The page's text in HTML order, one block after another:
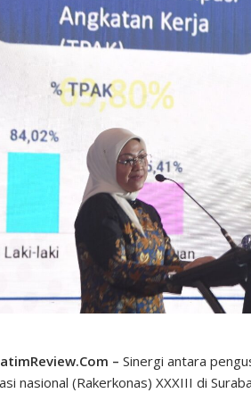
– Sinergi antara
nasional (Rakerkonas) XXXIII di